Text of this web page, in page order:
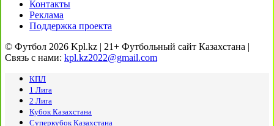
Контакты
Реклама
Поддержка проекта
© Футбол 2026 Kpl.kz | 21+ Футбольный сайт Казахстана |
Связь с нами: kpl.kz2022@gmail.com
КПЛ
1 Лига
2 Лига
Кубок Казахстана
Суперкубок Казахстана